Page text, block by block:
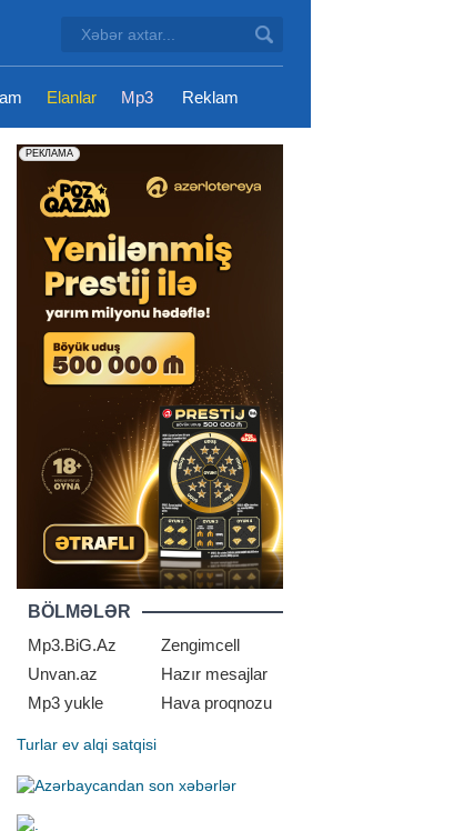
Elanlar Mp3 Reklam
BÖLMƏLƏR
Mp3.BiG.Az
Zengimcell
Unvan.az
Hazır mesajlar
Mp3 yukle
Hava proqnozu
Turlar ev alqi satqisi